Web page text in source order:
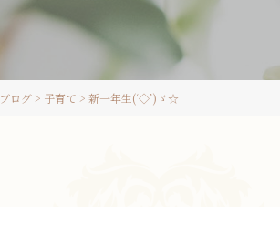
ブログ> 子育て > 新一年生(‘◇’)ゞ☆